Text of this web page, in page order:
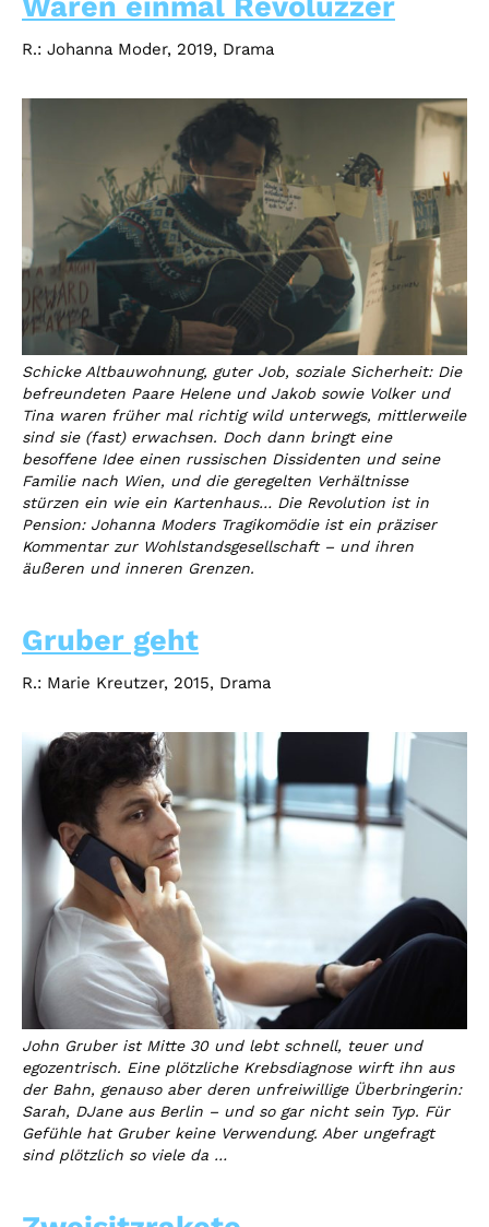
R.: Johanna Moder, 2019, Drama
Schicke Altbauwohnung, guter Job, soziale Sicherheit: Die
befreundeten Paare Helene und Jakob sowie Volker und
Tina waren früher mal richtig wild unterwegs, mittlerweile
sind sie (fast) erwachsen. Doch dann bringt eine
besoffene Idee einen russischen Dissidenten und seine
Familie nach Wien, und die geregelten Verhältnisse
stürzen ein wie ein Kartenhaus… Die Revolution ist in
Pension: Johanna Moders Tragikomödie ist ein präziser
Kommentar zur Wohlstandsgesellschaft – und ihren
äußeren und inneren Grenzen.
Gruber geht
R.: Marie Kreutzer, 2015, Drama
John Gruber ist Mitte 30 und lebt schnell, teuer und
egozentrisch. Eine plötzliche Krebsdiagnose wirft ihn aus
der Bahn, genauso aber deren unfreiwillige Überbringerin:
Sarah, DJane aus Berlin – und so gar nicht sein Typ. Für
Gefühle hat Gruber keine Verwendung. Aber ungefragt
sind plötzlich so viele da …